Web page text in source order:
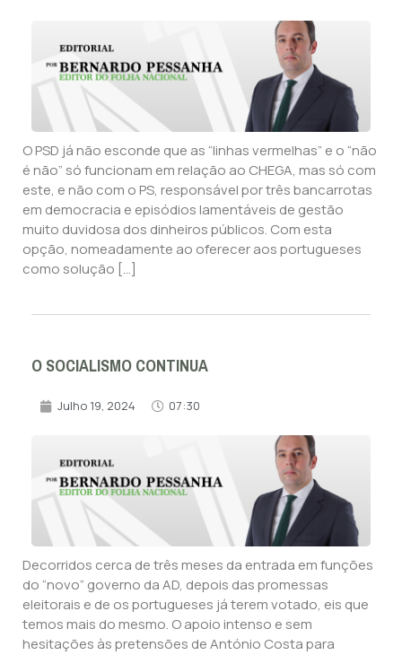
O PSD já não esconde que as “linhas vermelhas” e o “não
é não” só funcionam em relação ao CHEGA, mas só com
este, e não com o PS, responsável por três bancarrotas
em democracia e episódios lamentáveis de gestão
muito duvidosa dos dinheiros públicos. Com esta
opção, nomeadamente ao oferecer aos portugueses
como solução […]
O SOCIALISMO CONTINUA
Julho 19, 2024 07:30
Decorridos cerca de três meses da entrada em funções
do “novo” governo da AD, depois das promessas
eleitorais e de os portugueses já terem votado, eis que
temos mais do mesmo. O apoio intenso e sem
hesitações às pretensões de António Costa para